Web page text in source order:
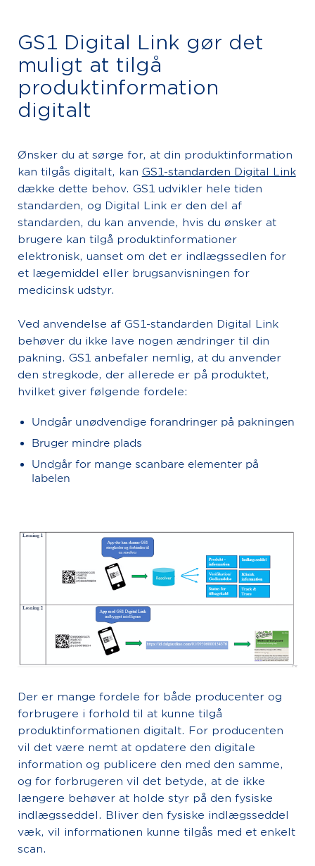
GS1 Digital Link gør det
muligt at tilgå
produktinformation
digitalt
Ønsker du at sørge for, at din produktinformation
kan tilgås digitalt, kan GS1-standarden Digital Link
dække dette behov. GS1 udvikler hele tiden
standarden, og Digital Link er den del af
standarden, du kan anvende, hvis du ønsker at
brugere kan tilgå produktinformationer
elektronisk, uanset om det er indlægssedlen for
et lægemiddel eller brugsanvisningen for
medicinsk udstyr.
Ved anvendelse af GS1-standarden Digital Link
behøver du ikke lave nogen ændringer til din
pakning. GS1 anbefaler nemlig, at du anvender
den stregkode, der allerede er på produktet,
hvilket giver følgende fordele:
Undgår unødvendige forandringer på pakningen
Bruger mindre plads
Undgår for mange scanbare elementer på
labelen
Der er mange fordele for både producenter og
forbrugere i forhold til at kunne tilgå
produktinformationen digitalt. For producenten
vil det være nemt at opdatere den digitale
information og publicere den med den samme,
og for forbrugeren vil det betyde, at de ikke
længere behøver at holde styr på den fysiske
indlægsseddel. Bliver den fysiske indlægsseddel
væk, vil informationen kunne tilgås med et enkelt
scan.